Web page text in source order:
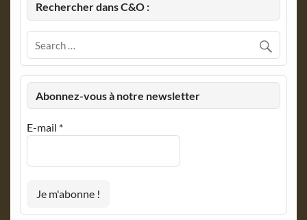
Rechercher dans C&O :
Abonnez-vous à notre newsletter
E-mail *